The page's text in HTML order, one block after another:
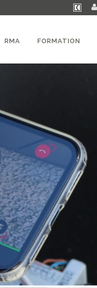
RMA FORMATION